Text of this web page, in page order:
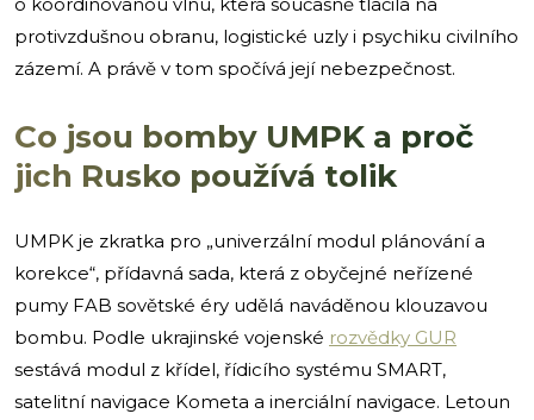
protivzdušnou obranu, logistické uzly i psychiku civilního
zázemí. A právě v tom spočívá její nebezpečnost.
Co jsou bomby UMPK a proč
jich Rusko používá tolik
UMPK je zkratka pro „univerzální modul plánování a
korekce“, přídavná sada, která z obyčejné neřízené
pumy FAB sovětské éry udělá naváděnou klouzavou
bombu. Podle ukrajinské vojenské rozvědky GUR
sestává modul z křídel, řídicího systému SMART,
satelitní navigace Kometa a inerciální navigace. Letoun